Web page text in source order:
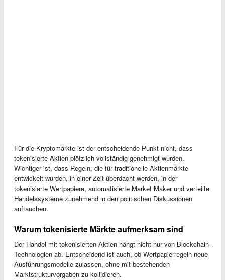
Für die Kryptomärkte ist der entscheidende Punkt nicht, dass
tokenisierte Aktien plötzlich vollständig genehmigt wurden.
Wichtiger ist, dass Regeln, die für traditionelle Aktienmärkte
entwickelt wurden, in einer Zeit überdacht werden, in der
tokenisierte Wertpapiere, automatisierte Market Maker und verteilte
Handelssysteme zunehmend in den politischen Diskussionen
auftauchen.
Warum tokenisierte Märkte aufmerksam sind
Der Handel mit tokenisierten Aktien hängt nicht nur von Blockchain-
Technologien ab. Entscheidend ist auch, ob Wertpapierregeln neue
Ausführungsmodelle zulassen, ohne mit bestehenden
Marktstrukturvorgaben zu kollidieren.